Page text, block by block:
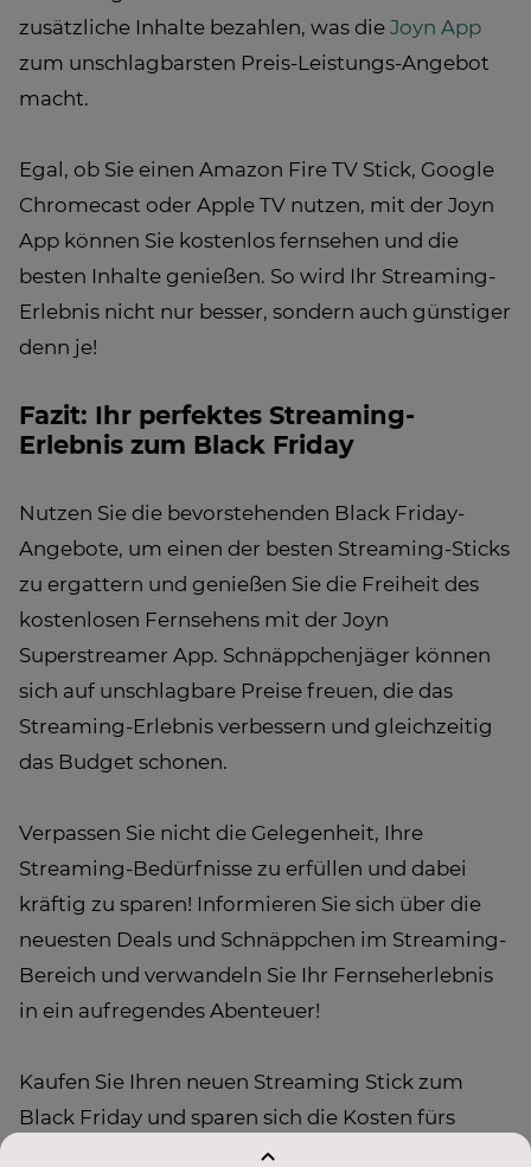
zusätzliche Inhalte bezahlen, was die Joyn App
zum unschlagbarsten Preis-Leistungs-Angebot
macht.
Egal, ob Sie einen Amazon Fire TV Stick, Google
Chromecast oder Apple TV nutzen, mit der Joyn
App können Sie kostenlos fernsehen und die
besten Inhalte genießen. So wird Ihr Streaming-
Erlebnis nicht nur besser, sondern auch günstiger
denn je!
Fazit: Ihr perfektes Streaming-
Erlebnis zum Black Friday
Nutzen Sie die bevorstehenden Black Friday-
Angebote, um einen der besten Streaming-Sticks
zu ergattern und genießen Sie die Freiheit des
kostenlosen Fernsehens mit der Joyn
Superstreamer App. Schnäppchenjäger können
sich auf unschlagbare Preise freuen, die das
Streaming-Erlebnis verbessern und gleichzeitig
das Budget schonen.
Verpassen Sie nicht die Gelegenheit, Ihre
Streaming-Bedürfnisse zu erfüllen und dabei
kräftig zu sparen! Informieren Sie sich über die
neuesten Deals und Schnäppchen im Streaming-
Bereich und verwandeln Sie Ihr Fernseherlebnis
in ein aufregendes Abenteuer!
Kaufen Sie Ihren neuen Streaming Stick zum
Black Friday und sparen sich die Kosten fürs
der kostenlosen Joyn